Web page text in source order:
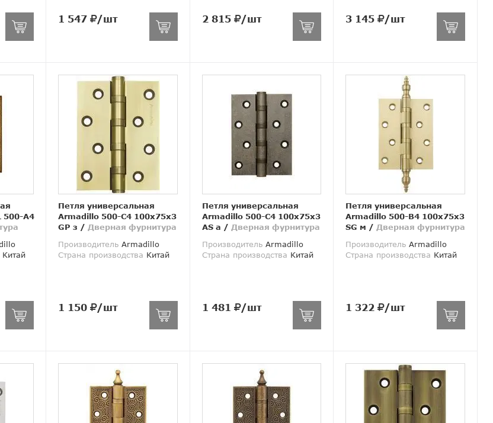
1 547 /шт 2 815 /шт 3 145 /шт
500-A4
Китай
Петля универсальная
Armadillo 500-C4 100x75x3
GP з / Дверная фурнитура
ПроизводительArmadillo
Страна производства Китай
1 150 /шт
Петля универсальная
Armadillo 500-C4 100x75x3
AS а / Дверная фурнитура
ПроизводительArmadillo
Страна производства Китай
1 481 /шт
Петля универсальная
Armadillo 500-B4 100x75x3
SG м / Дверная фурнитура
Производитель Armadillo
Страна производства Китай
1 322 /шт